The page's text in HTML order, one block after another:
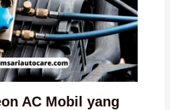
AC Mobil yang